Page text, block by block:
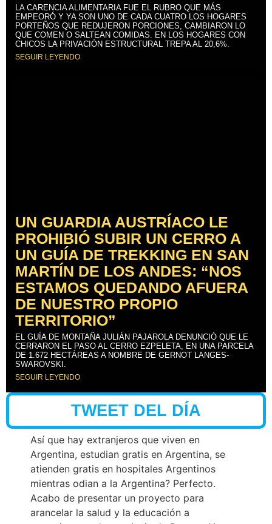
LA CARENCIA ALIMENTARIA FUE EL RUBRO QUE MÁS
EMPEORÓ Y YA SON UNO DE CADA CUATRO LOS HOGARES
PORTEÑOS QUE REDUJERON PORCIONES, CAMBIARON LO
QUE COMEN O SALTEAN COMIDAS. EN LOS HOGARES CON
CHICOS LA PRIVACIÓN ESTRUCTURAL TREPA AL 20,6%.
SEGUIR LEYENDO
UN GUARDIA AUSTRÍACO LE
PROHIBIÓ SUBIR UN CERRO A
UN GUÍA DE TREKKING EN SAN
MARTÍN DE LOS ANDES: “NOS
ESTAMOS QUEDANDO AFUERA
DE NUESTRO PROPIO
TERRITORIO”
EL GUÍA DE MONTAÑA JULIÁN PAJAROLA DENUNCIÓ QUE LE
CERRARON EL PASO AL CERRO EZPELETA, EN UNA PARCELA
DE 1.672 HECTÁREAS A NOMBRE DE GERNOT LANGES-
SWAROVSKI.
SEGUIR LEYENDO
TWEET DEL DÍA
Así que hay extranjeros que viven en
Argentina, estudian gratis en Argentina, se
atienden gratis en hospitales Argentinos
mientras odian a la Argentina? Perfecto.
Acabo de presentar un proyecto para
arancelar la salud y la educación a